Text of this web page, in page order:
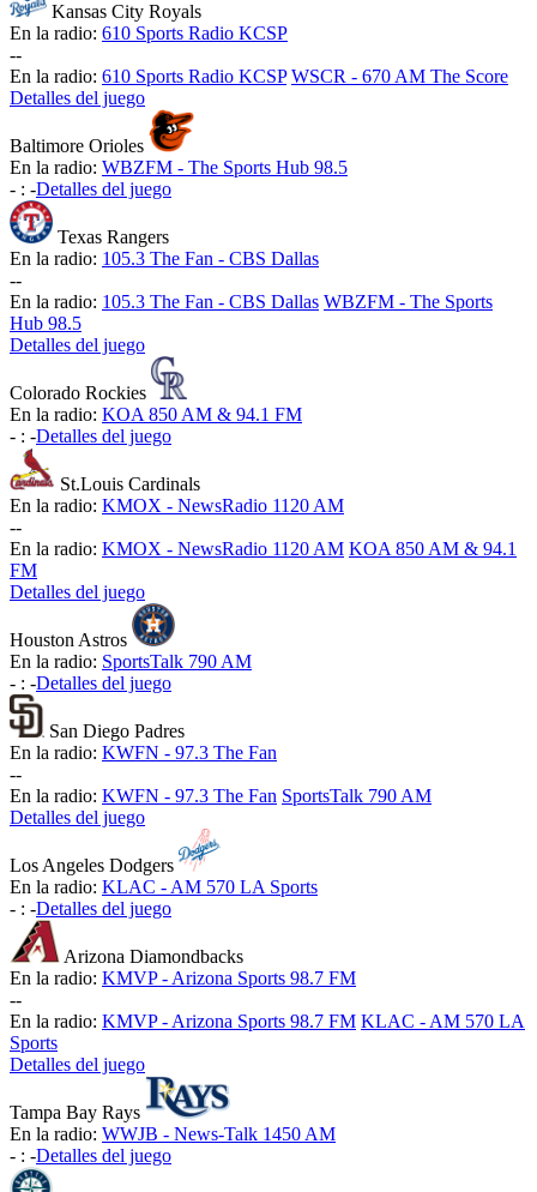
Kansas City Royals
En la radio: 610 Sports Radio KCSP
--
En la radio: 610 Sports Radio KCSP WSCR - 670 AM The Score
Detalles del juego
Baltimore Orioles
En la radio: WBZFM - The Sports Hub 98.5
- : -Detalles del juego
Texas Rangers
En la radio: 105.3 The Fan - CBS Dallas
--
En la radio: 105.3 The Fan - CBS Dallas WBZFM - The Sports
Hub 98.5
Detalles del juego
Colorado Rockies
En la radio: KOA 850 AM & 94.1 FM
- : -Detalles del juego
St.Louis Cardinals
En la radio: KMOX - NewsRadio 1120 AM
--
En la radio: KMOX - NewsRadio 1120 AM KOA 850 AM & 94.1
FM
Detalles del juego
Houston Astros
En la radio: SportsTalk 790 AM
- : -Detalles del juego
San Diego Padres
En la radio: KWFN - 97.3 The Fan
--
En la radio: KWFN - 97.3 The Fan SportsTalk 790 AM
Detalles del juego
Los Angeles Dodgers
En la radio: KLAC - AM 570 LA Sports
- : -Detalles del juego
Arizona Diamondbacks
En la radio: KMVP - Arizona Sports 98.7 FM
--
En la radio: KMVP - Arizona Sports 98.7 FM KLAC - AM 570 LA
Sports
Detalles del juego
Tampa Bay Rays
En la radio: WWJB - News-Talk 1450 AM
- : -Detalles del juego